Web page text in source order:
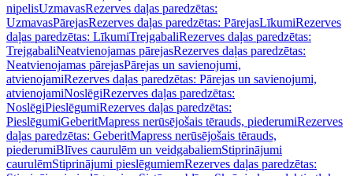
nipelisUzmavasRezerves daļas paredzētas:
UzmavasPārejasRezerves daļas paredzētas: PārejasLīkumiRezerves
daļas paredzētas: LīkumiTrejgabaliRezerves daļas paredzētas:
TrejgabaliNeatvienojamas pārejasRezerves daļas paredzētas:
Neatvienojamas pārejasPārejas un savienojumi,
atvienojamiRezerves daļas paredzētas: Pārejas un savienojumi,
atvienojamiNoslēgiRezerves daļas paredzētas:
NoslēgiPieslēgumiRezerves daļas paredzētas:
PieslēgumiGeberitMapress nerūsējošais tērauds, piederumiRezerves
daļas paredzētas: GeberitMapress nerūsējošais tērauds,
piederumiBlīves caurulēm un veidgabaliemStiprinājumi
caurulēmStiprinājumi pieslēgumiemRezerves daļas paredzētas: